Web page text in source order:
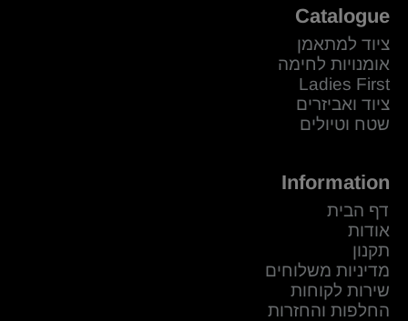
Catalogue
ציוד למתאמן
אומנויות לחימה
Ladies First
ציוד ואביזרים
שטח וטיולים
Information
דף הבית
אודות
תקנון
מדיניות משלוחים
שירות לקוחות
החלפות והחזרות